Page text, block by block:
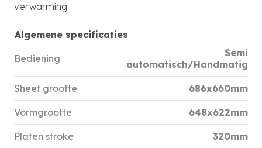
verwarming.
Algemene specificaties
Bediening
Semi
automatisch/Handmatig
Sheet grootte 686x660mm
Vormgrootte 648x622mm
Platen stroke 320mm